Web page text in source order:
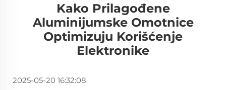
Kako Prilagođene
Aluminijumske Omotnice
Optimizuju Korišćenje
Elektronike
2025-05-20 16:32:08